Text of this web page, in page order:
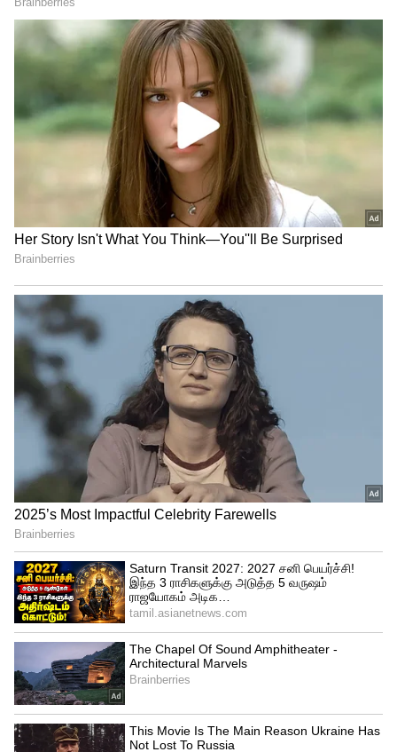
உத்தேச தென்னாப்பிரிக்க அணி:
டெம்பா பவுமா (கேப்டன்), குயிண்டன் டி
காக், ட்வைன் பிரிட்டோரியஸ், வாண்டர்
டசன், ஹென்ரிச் கிளாசன் (விக்கெட் கீப்பர்),
டேவிட் மில்லர், வைன் பர்னெல், ரபாடா,
கேஷவ் மஹராஜ், அன்ரிக் நோர்க்யா,
டப்ரைஸ் ஷாம்ஸி.
திண்டுக்கல் டிராகன்ஸை வீழ்த்தி
நெல்லை ராயல் கிங்ஸ் அபார
சேப்பாக் சூப்பர் கில்லீஸ்
அணியை வீழ்த்தி ஐடிரீம்
திருப்பூர் தமிழன்ஸ் அபார